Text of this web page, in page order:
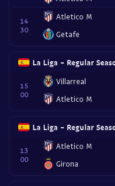
14
30
Atletico M
Getafe
La Liga - Regular
15
00
Villarreal
Atletico M
La Liga - Regular
13
00
Atletico M
Girona